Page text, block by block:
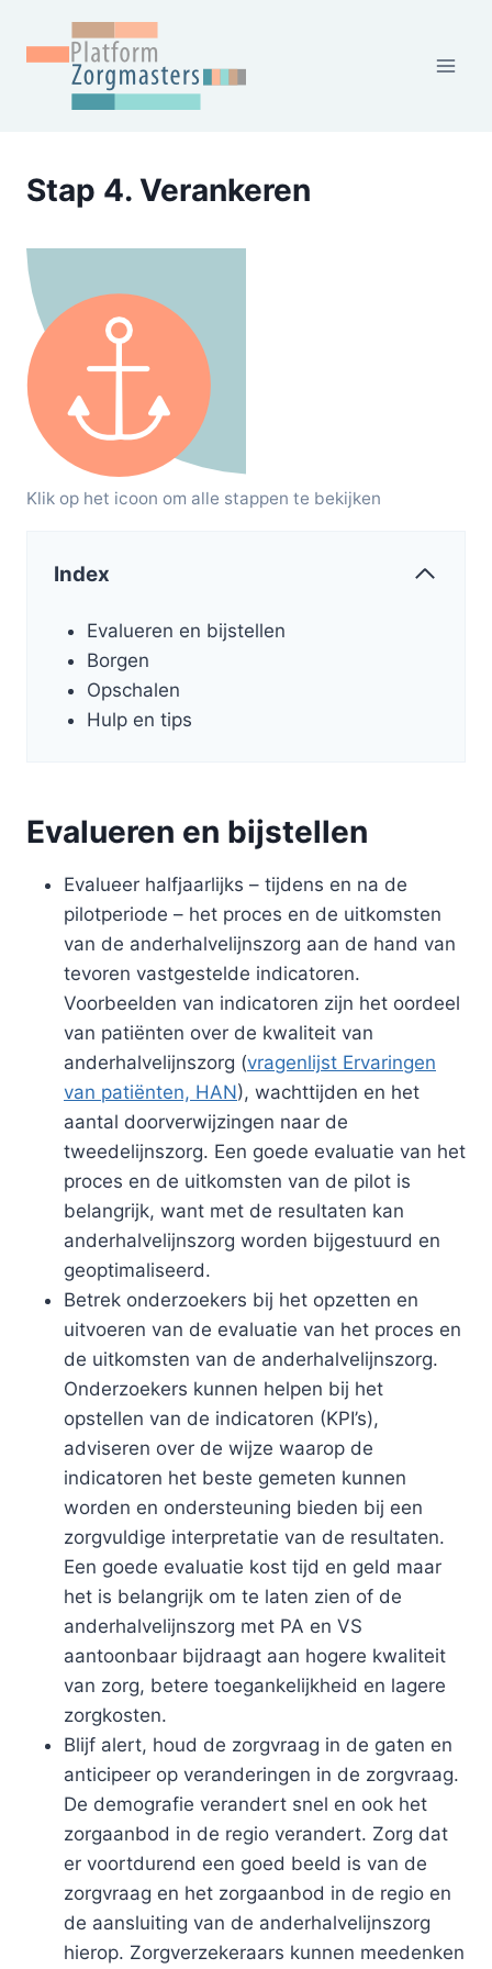
naar
Stap 4. Verankeren
Klik op het icoon om alle stappen te bekijken
Index
Evalueren en bijstellen
Borgen
Opschalen
Hulp en tips
Evalueren en bijstellen
Evalueer halfjaarlijks – tijdens en na de
pilotperiode – het proces en de uitkomsten
van de anderhalvelijnszorg aan de hand van
tevoren vastgestelde indicatoren.
Voorbeelden van indicatoren zijn het oordeel
van patiënten over de kwaliteit van
anderhalvelijnszorg (vragenlijst Ervaringen
van patiënten, HAN), wachttijden en het
aantal doorverwijzingen naar de
tweedelijnszorg. Een goede evaluatie van het
proces en de uitkomsten van de pilot is
belangrijk, want met de resultaten kan
anderhalvelijnszorg worden bijgestuurd en
geoptimaliseerd.
Betrek onderzoekers bij het opzetten en
uitvoeren van de evaluatie van het proces en
de uitkomsten van de anderhalvelijnszorg.
Onderzoekers kunnen helpen bij het
opstellen van de indicatoren (KPI’s),
adviseren over de wijze waarop de
indicatoren het beste gemeten kunnen
worden en ondersteuning bieden bij een
zorgvuldige interpretatie van de resultaten.
Een goede evaluatie kost tijd en geld maar
het is belangrijk om te laten zien of de
anderhalvelijnszorg met PA en VS
aantoonbaar bijdraagt aan hogere kwaliteit
van zorg, betere toegankelijkheid en lagere
zorgkosten.
Blijf alert, houd de zorgvraag in de gaten en
anticipeer op veranderingen in de zorgvraag.
De demografie verandert snel en ook het
zorgaanbod in de regio verandert. Zorg dat
er voortdurend een goed beeld is van de
zorgvraag en het zorgaanbod in de regio en
de aansluiting van de anderhalvelijnszorg
hierop. Zorgverzekeraars kunnen meedenken